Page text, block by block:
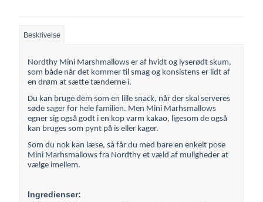
Beskrivelse
Nordthy Mini Marshmallows er af hvidt og lyserødt skum,
som både når det kommer til smag og konsistens er lidt af
en drøm at sætte tænderne i.
Du kan bruge dem som en lille snack, når der skal serveres
søde sager for hele familien. Men Mini Marhsmallows
egner sig også godt i en kop varm kakao, ligesom de også
kan bruges som pynt på is eller kager.
Som du nok kan læse, så får du med bare en enkelt pose
Mini Marhsmallows fra Nordthy et væld af muligheder at
vælge imellem.
Ingredienser: